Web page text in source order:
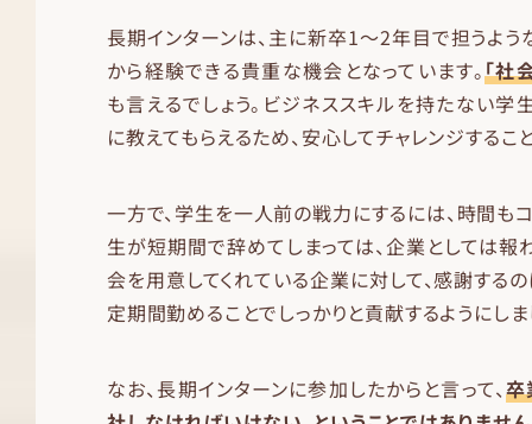
長期インターンは、主に新卒1〜2年目で担うよう
から経験できる貴重な機会となっています。「社
も言えるでしょう。ビジネススキルを持たない学
に教えてもらえるため、安心してチャレンジするこ
一方で、学生を一人前の戦力にするには、時間も
生が短期間で辞めてしまっては、企業としては報
会を用意してくれている企業に対して、感謝する
定期間勤めることでしっかりと貢献するようにしま
なお、長期インターンに参加したからと言って、卒